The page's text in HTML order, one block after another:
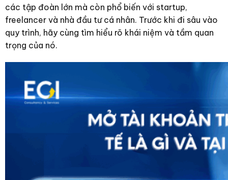
các tập đoàn lớn mà còn phổ biến với startup,
freelancer và nhà đầu tư cá nhân. Trước khi đi sâu vào
quy trình, hãy cùng tìm hiểu rõ khái niệm và tầm quan
trọng của nó.